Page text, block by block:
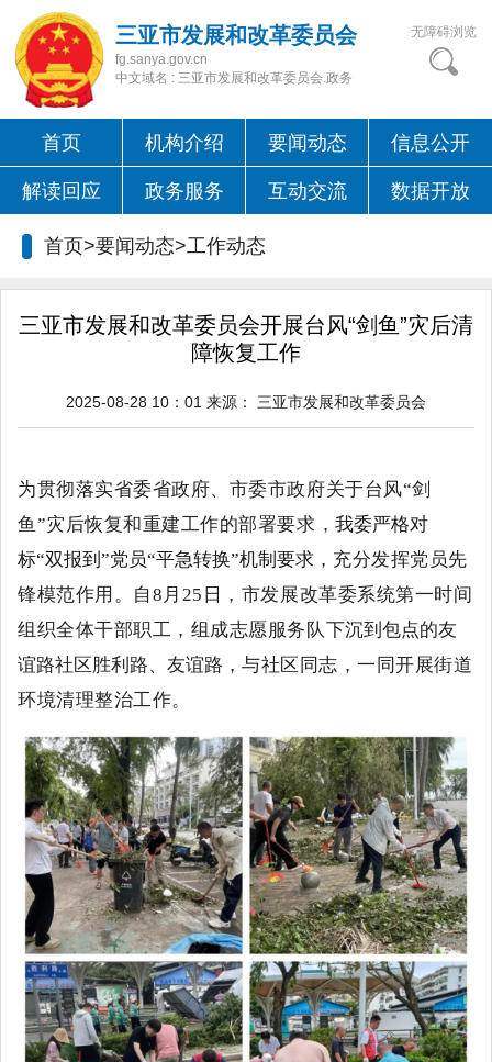
三亚市发展和改革委员会
fg.sanya.gov.cn
中文域名 : 三亚市发展和改革委员会.政务
无障碍浏览
首页 机构介绍 要闻动态 信息公开
解读回应 政务服务 互动交流 数据开放
首页>要闻动态>工作动态
三亚市发展和改革委员会开展台风“剑鱼”灾后清
障恢复工作
2025-08-28 10：01 来源： 三亚市发展和改革委员会
为贯彻落实省委省政府、市委市政府关于台风“剑
鱼”灾后恢复和重建工作的部署要求，我委严格对
标“双报到”党员“平急转换”机制要求， 充分发挥党员先
锋模范作用。自8月25日，市发展改革委系统第一时间
组织全体干部职工，组成志愿服务队 下沉到包点的友
谊路社区胜利路、友谊路， 与社区同志，一同开展街道
环境清理整治工作。